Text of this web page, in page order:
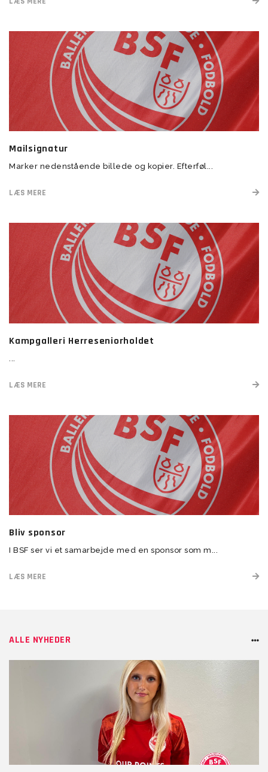
Mailsignatur
Marker nedenstående billede og kopier. Efterføl...
LÆS MERE
Kampgalleri Herreseniorholdet
LÆS MERE
Bliv sponsor
I BSF ser vi et samarbejde med en sponsor som m...
LÆS MERE
ALLE NYHEDER